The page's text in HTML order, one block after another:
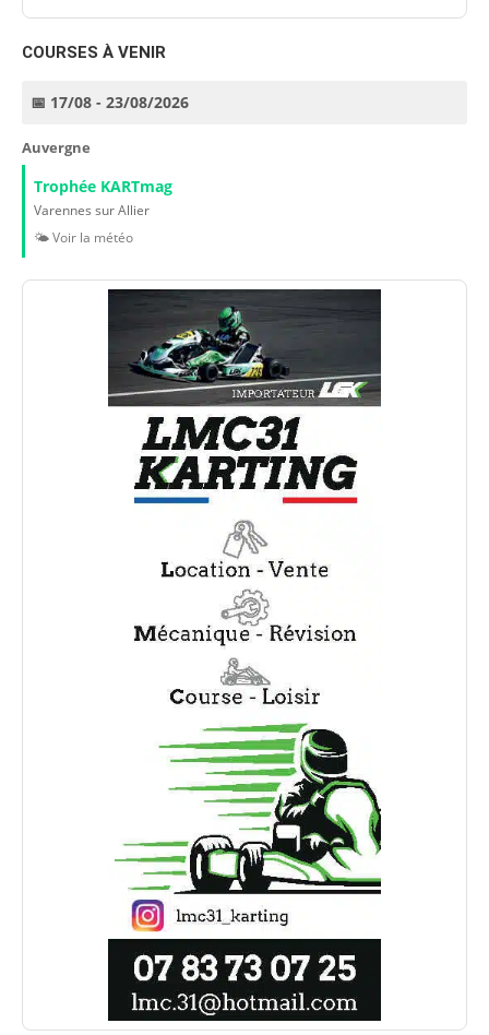
COURSES À VENIR
📅 17/08 - 23/08/2026
Auvergne
Trophée KARTmag
Varennes sur Allier
🌤️ Voir la météo